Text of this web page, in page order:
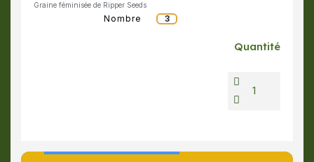
Graine féminisée de Ripper Seeds
Nombre 3
Quantité